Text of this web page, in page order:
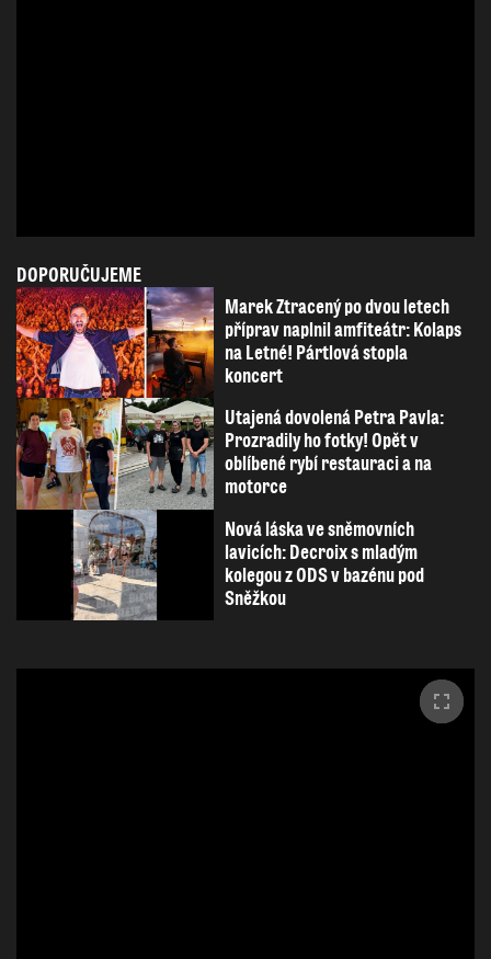
DOPORUČUJEME
Marek Ztracený po dvou letech
příprav naplnil amfiteátr: Kolaps
na Letné! Pártlová stopla
koncert
Utajená dovolená Petra Pavla:
Prozradily ho fotky! Opět v
oblíbené rybí restauraci a na
motorce
Nová láska ve sněmovních
lavicích: Decroix s mladým
kolegou z ODS v bazénu pod
Sněžkou